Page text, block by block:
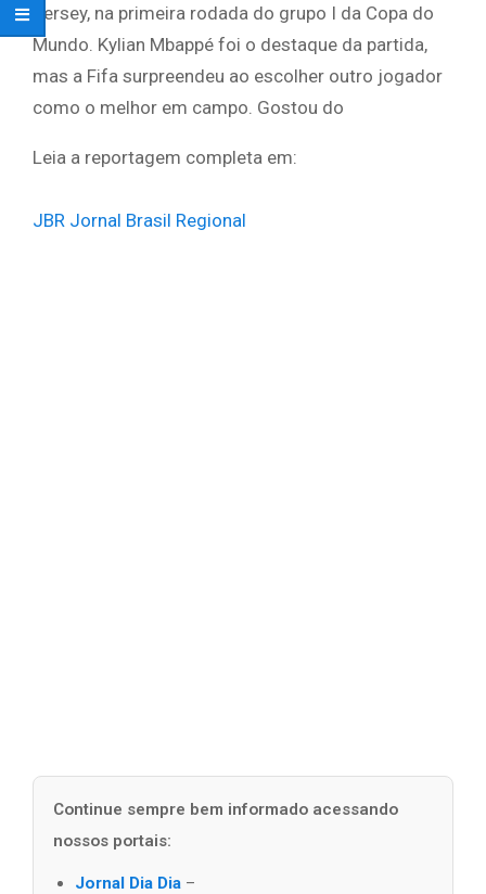
Jersey, na primeira rodada do grupo I da Copa do
Mundo. Kylian Mbappé foi o destaque da partida,
mas a Fifa surpreendeu ao escolher outro jogador
como o melhor em campo. Gostou do
Leia a reportagem completa em:
JBR Jornal Brasil Regional
Continue sempre bem informado acessando
nossos portais:
Jornal Dia Dia –